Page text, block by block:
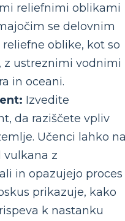
reliefnimi oblikami
se delovnim
oblike, kot so
z ustreznimi vodnimi
in oceani.
Izvedite
da raziščete vpliv
Učenci lahko
vulkana z
in opazujejo proces
prikazuje, kako
k nastanku